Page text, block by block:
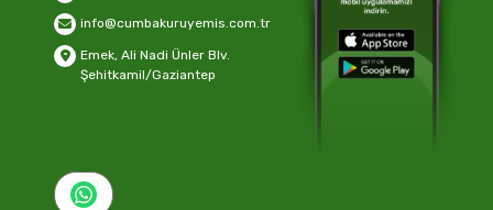
info@cumbakuruyemis.com.tr
Emek, Ali Nadi Ünler Blv.
Şehitkamil/Gaziantep